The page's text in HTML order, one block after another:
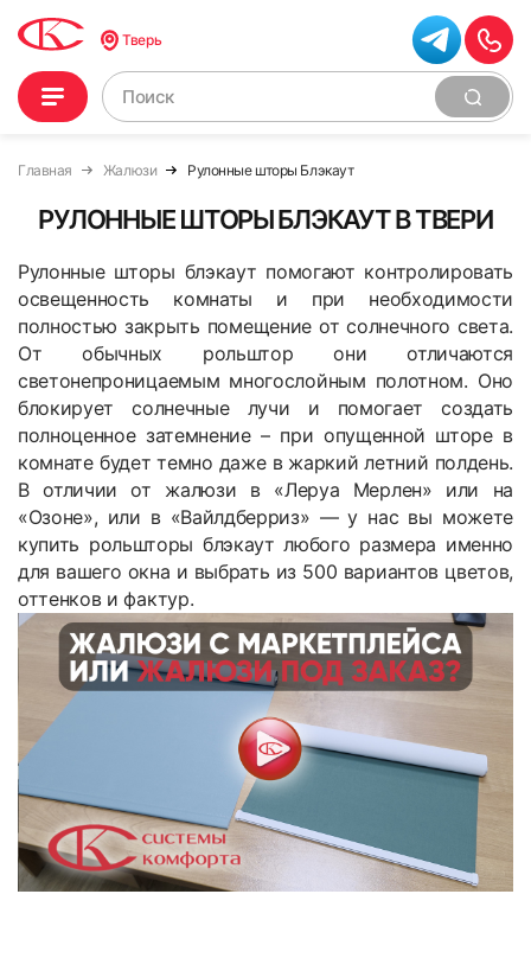
Тверь
Главная Жалюзи Рулонные шторы Блэкаут
РУЛОННЫЕ ШТОРЫ БЛЭКАУТ В ТВЕРИ
Рулонные шторы блэкаут помогают контролировать
освещенность комнаты и при необходимости
полностью закрыть помещение от солнечного света.
От обычных рольштор они отличаются
светонепроницаемым многослойным полотном. Оно
блокирует солнечные лучи и помогает создать
полноценное затемнение – при опущенной шторе в
комнате будет темно даже в жаркий летний полдень.
В отличии от жалюзи в «Леруа Мерлен» или на
«Озоне», или в «Вайлдберриз» — у нас вы можете
купить рольшторы блэкаут любого размера именно
для вашего окна и выбрать из 500 вариантов цветов,
оттенков и фактур.